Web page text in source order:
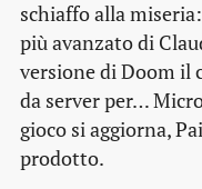
schiaffo alla
più avanzato di
versione di Doom il
da server per…
gioco si aggiorna,
prodotto.